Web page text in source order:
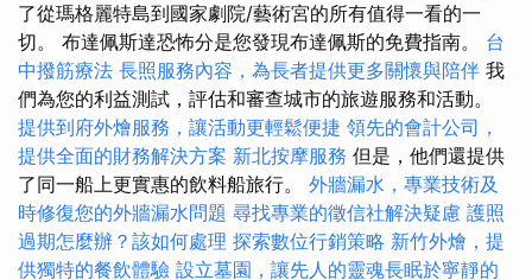
了從瑪格麗特島到國家劇院/藝術宮的所有值得一看的一
切。 布達佩斯達恐怖分是您發現布達佩斯的免費指南。 台
中撥筋療法 長照服務內容，為長者提供更多關懷與陪伴 我
們為您的利益測試，評估和審查城市的旅遊服務和活動。
提供到府外燴服務，讓活動更輕鬆便捷 領先的會計公司，
提供全面的財務解決方案 新北按摩服務 但是，他們還提供
了同一船上更實惠的飲料船旅行。 外牆漏水，專業技術及
時修復您的外牆漏水問題 尋找專業的徵信社解決疑慮 護照
過期怎麼辦？該如何處理 探索數位行銷策略 新竹外燴，提
供獨特的餐飲體驗 設立墓園，讓先人的靈魂長眠於寧靜的